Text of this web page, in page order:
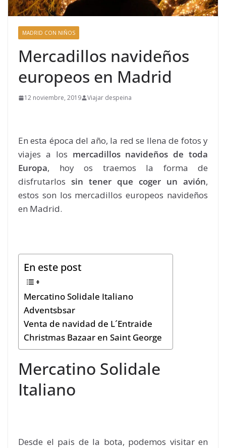
MADRID CON NIÑOS
Mercadillos navideños
europeos en Madrid
12 noviembre, 2019 Viajar despeina
En esta época del año, la red se llena de fotos y
viajes a los mercadillos navideños de toda
Europa, hoy os traemos la forma de
disfrutarlos sin tener que coger un avión,
estos son los mercadillos europeos navideños
en Madrid.
En este post
Mercatino Solidale Italiano
Adventsbsar
Venta de navidad de L´Entraide
Christmas Bazaar en Saint George
Mercatino Solidale
Italiano
Desde el pais de la bota, podemos visitar en